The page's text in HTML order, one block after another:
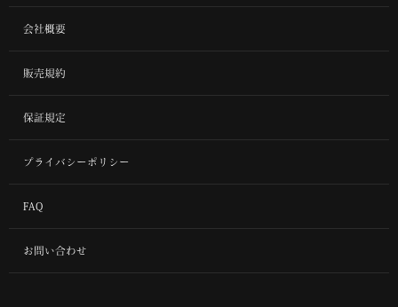
会社概要
販売規約
保証規定
プライバシーポリシー
FAQ
お問い合わせ